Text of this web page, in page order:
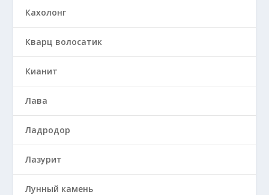
Кахолонг
Кварц волосатик
Кианит
Лава
Ладродор
Лазурит
Лунный камень